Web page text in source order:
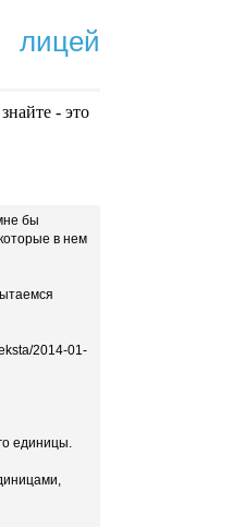
лицей
- это
бы
в нем
2014-01-
единицы.